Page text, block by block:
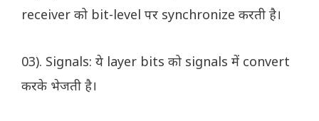
receiver को bit-level पर synchronize करती है।
03). Signals: ये layer bits को signals में convert
करके भेजती है।